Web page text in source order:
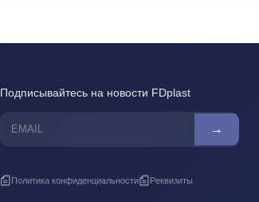
Подписывайтесь на новости FDplast
→
Политика конфиденциальности Реквизиты